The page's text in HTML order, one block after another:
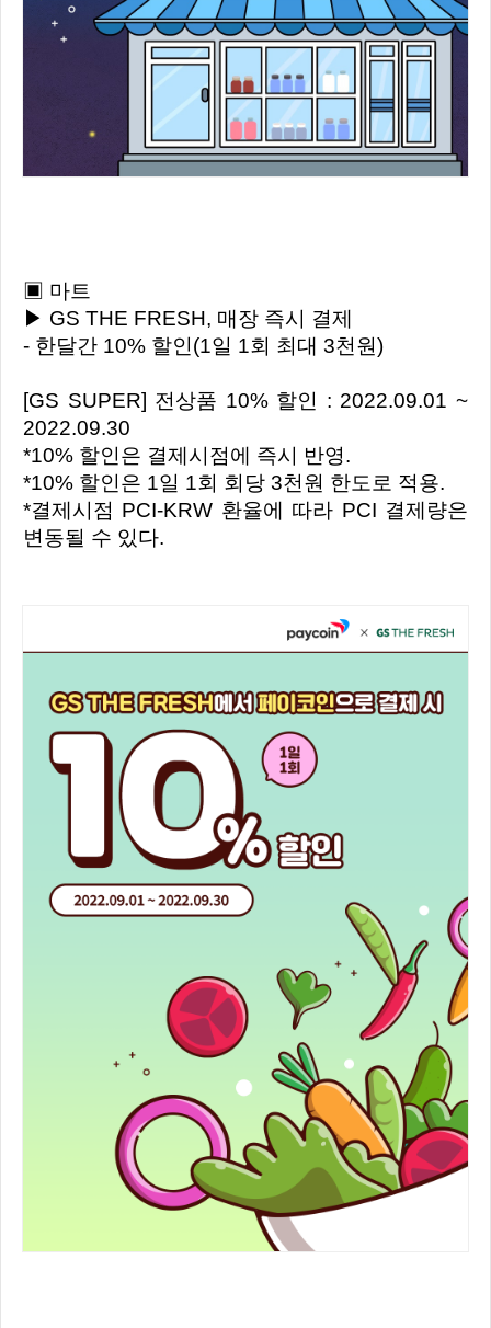
▣ 마트
▶ GS THE FRESH, 매장 즉시 결제
- 한달간 10% 할인(1일 1회 최대 3천원)
[GS SUPER] 전상품 10% 할인 : 2022.09.01 ~
2022.09.30
*10% 할인은 결제시점에 즉시 반영.
*10% 할인은 1일 1회 회당 3천원 한도로 적용.
*결제시점 PCI-KRW 환율에 따라 PCI 결제량은
변동될 수 있다.